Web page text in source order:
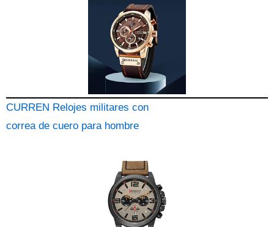
CURREN Relojes militares con
correa de cuero para hombre